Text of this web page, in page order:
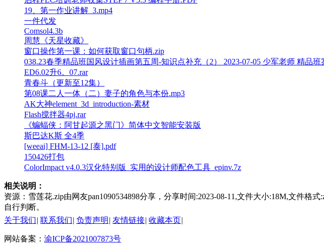
19、第一作业讲解_3.mp4
一件代发
Comsol4.3b
周慧《天星收藏》
窗口操作第一课：如何获取窗口句柄.zip
038.23春季精品班国风设计插画第五周-知识点补充（2） 2023-07-05 少军老师 精品班
ED6.02升6。07.rar
青春斗（更新至12集）
第08课二人一体（二）妻子的角色与本份.mp3
AK大神element_3d_introduction-素材
Flash搅拌器4pj.rar
《蝙蝠侠：阿甘起源之黑门》简体中文智能安装版
斯巴达K斯 全4季
[weeai] FHM-13-12 [泰].pdf
150426打包
ColorImpact v4.0.3汉化特别版_实用的设计师配色工具_epinv.7z
相关说明：
资源：雪莲花.zip由网友pan1090534898分享，分享时间:2023-08-11,文件大小:18M,文件
自行判断。
关于我们| 联系我们| 负责声明 | 友情链接| 收藏本页|
网站备案： 渝ICP备2021007873号